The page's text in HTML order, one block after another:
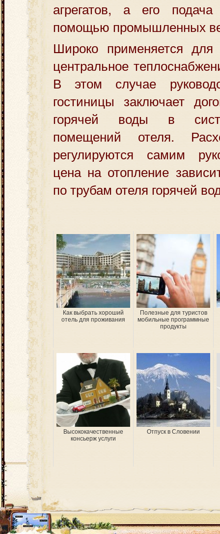
агрегатов, а его
помощью промышленных
Широко применяется для
центральное
В этом случае
гостиницы заключает
горячей воды в
помещений отеля.
регулируются самим
цена на отопление
по трубам отеля горячей
Как выбрать хороший
отель для проживания
Полезные для туристов
мобильные программные
продукты
Высококачественные
консьерж услуги
Отпуск в Словении